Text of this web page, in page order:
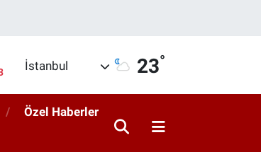
İstanbul 23°
Özel Haberler